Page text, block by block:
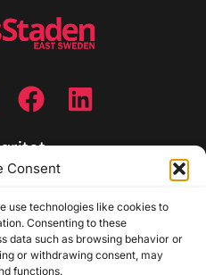
Consent
use technologies like cookies to
Consenting to these
data such as browsing behavior or
or withdrawing consent, may
functions.
policy